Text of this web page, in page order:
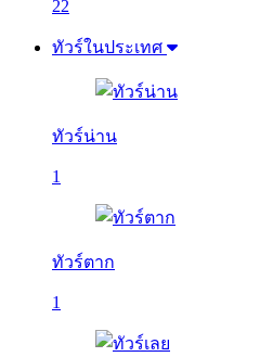
22
ทัวร์ในประเทศ
ทัวร์น่าน
1
ทัวร์ตาก
1